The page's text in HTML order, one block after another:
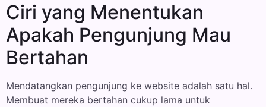
Ciri yang Menentukan
Apakah Pengunjung Mau
Bertahan
Mendatangkan pengunjung ke website adalah satu hal.
Membuat mereka bertahan cukup lama untuk